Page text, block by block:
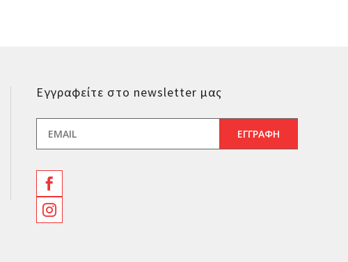
Εγγραφείτε στο newsletter μας

